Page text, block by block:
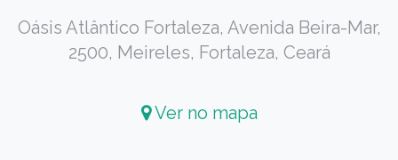
Oásis Atlântico Fortaleza, Avenida Beira-Mar,
2500, Meireles, Fortaleza, Ceará
Ver no mapa